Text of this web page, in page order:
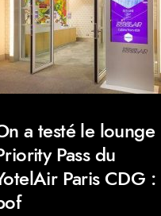
a testé le lounge
Pass du
Paris CDG :